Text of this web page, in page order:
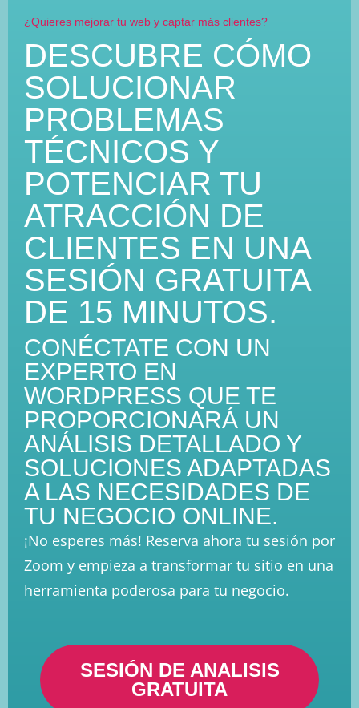
¿Quieres mejorar tu web y captar más clientes?
DESCUBRE CÓMO
SOLUCIONAR
PROBLEMAS
TÉCNICOS Y
POTENCIAR TU
ATRACCIÓN DE
CLIENTES EN UNA
SESIÓN GRATUITA
DE 15 MINUTOS.
CONÉCTATE CON UN
EXPERTO EN
WORDPRESS QUE TE
PROPORCIONARÁ UN
ANÁLISIS DETALLADO Y
SOLUCIONES ADAPTADAS
A LAS NECESIDADES DE
TU NEGOCIO ONLINE.
¡No esperes más! Reserva ahora tu sesión por
Zoom y empieza a transformar tu sitio en una
herramienta poderosa para tu negocio.
SESIÓN DE ANALISIS
GRATUITA